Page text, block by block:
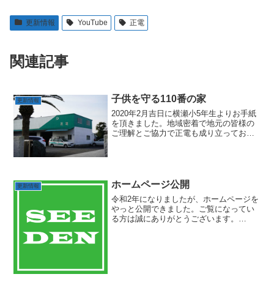
更新情報 YouTube 正電
関連記事
更新情報 子供を守る110番の家
2020年2月吉日に横瀬小5年生よりお手紙
を頂きました。地域密着で地元の皆様の
ご理解とご協力で正電も成り立っており
更新情報 ホームページ公開
令和2年になりましたが、ホームページを
やっと公開できました。ご覧になってい
る方は誠にありがとうございます。